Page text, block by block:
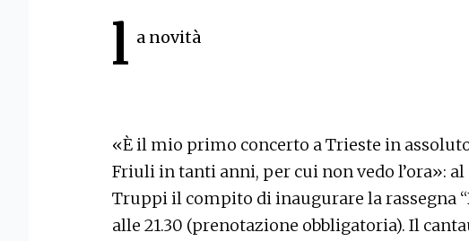
l a novità
«È il mio primo concerto a Trieste in
Friuli in tanti anni, per cui non vedo l’ora»:
Truppi il compito di inaugurare la rassegna
alle 21.30 (prenotazione obbligatoria). Il